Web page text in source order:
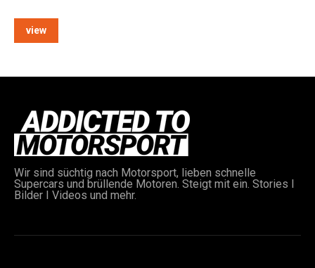
view
Wir sind süchtig nach Motorsport, lieben schnelle
Supercars und brüllende Motoren. Steigt mit ein. Stories I
Bilder I Videos und mehr.